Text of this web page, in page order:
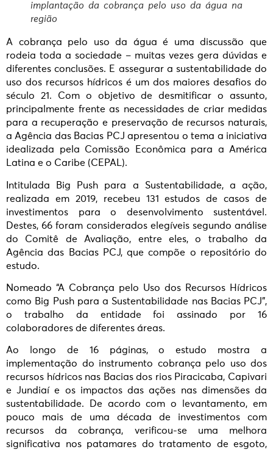
implantação da cobrança pelo uso da água na
região
A cobrança pelo uso da água é uma discussão que
rodeia toda a sociedade – muitas vezes gera dúvidas e
diferentes conclusões. E assegurar a sustentabilidade do
uso dos recursos hídricos é um dos maiores desafios do
século 21. Com o objetivo de desmitificar o assunto,
principalmente frente as necessidades de criar medidas
para a recuperação e preservação de recursos naturais,
a Agência das Bacias PCJ apresentou o tema a iniciativa
idealizada pela Comissão Econômica para a América
Latina e o Caribe (CEPAL).
Intitulada Big Push para a Sustentabilidade, a ação,
realizada em 2019, recebeu 131 estudos de casos de
investimentos para o desenvolvimento sustentável.
Destes, 66 foram considerados elegíveis segundo análise
do Comitê de Avaliação, entre eles, o trabalho da
Agência das Bacias PCJ, que compõe o repositório do
estudo.
Nomeado “A Cobrança pelo Uso dos Recursos Hídricos
como Big Push para a Sustentabilidade nas Bacias PCJ”,
o trabalho da entidade foi assinado por 16
colaboradores de diferentes áreas.
Ao longo de 16 páginas, o estudo mostra a
implementação do instrumento cobrança pelo uso dos
recursos hídricos nas Bacias dos rios Piracicaba, Capivari
e Jundiaí e os impactos das ações nas dimensões da
sustentabilidade. De acordo com o levantamento, em
pouco mais de uma década de investimentos com
recursos da cobrança, verificou-se uma melhora
significativa nos patamares do tratamento de esgoto,